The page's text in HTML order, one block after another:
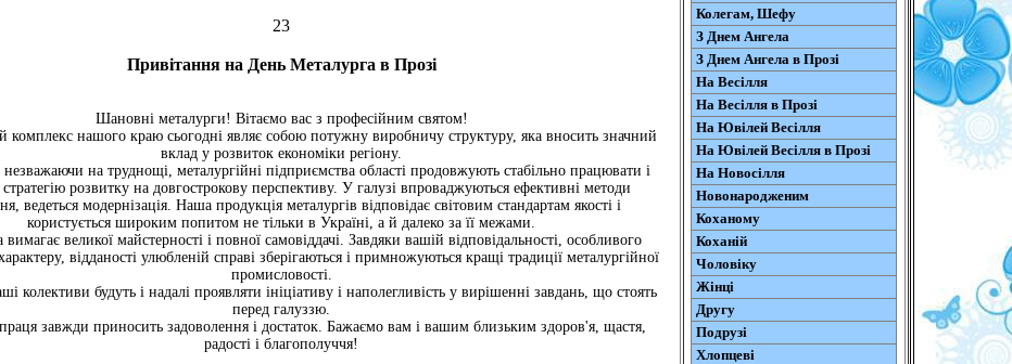
23
Привітання на День Металурга в Прозі
Шановні металурги! Вітаємо вас з професійним святом!
комплекс нашого краю сьогодні являє собою потужну виробничу структуру, яка вносить значний
вклад у розвиток економіки регіону.
на труднощі, металургійні підприємства області продовжують стабільно працювати і
розвитку на довгострокову перспективу. У галузі впроваджуються ефективні методи
ведеться модернізація. Наша продукція металургів відповідає світовим стандартам якості і
користується широким попитом не тільки в Україні, а й далеко за її межами.
великої майстерності і повної самовіддачі. Завдяки вашій відповідальності, особливого
відданості улюбленій справі зберігаються і примножуються кращі традиції металургійної
промисловості.
колективи будуть і надалі проявляти ініціативу і наполегливість у вирішенні завдань, що стоять
перед галуззю.
завжди приносить задоволення і достаток. Бажаємо вам і вашим близьким здоров'я, щастя,
радості і благополуччя!
Колегам, Шефу
З Днем Ангела
З Днем Ангела в Прозі
На Весілля
На Весілля в Прозі
На Ювілей Весілля
На Ювілей Весілля в Прозі
На Новосілля
Новонародженим
Коханому
Коханій
Чоловіку
Жінці
Другу
Подрузі
Хлопцеві